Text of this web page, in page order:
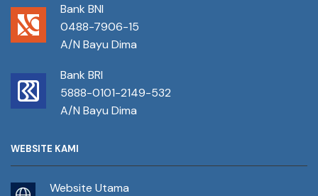
Bank BNI
0488-7906-15
A/N Bayu Dima
Bank BRI
5888-0101-2149-532
A/N Bayu Dima
WEBSITE KAMI
Website Utama